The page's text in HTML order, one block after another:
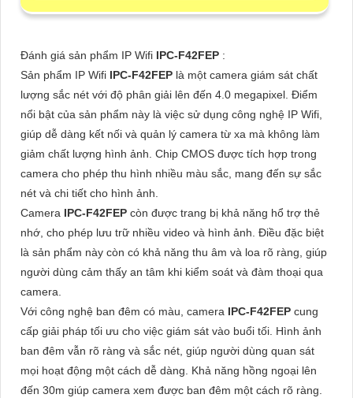
Đánh giá sản phẩm IP Wifi IPC-F42FEP :
Sản phẩm IP Wifi IPC-F42FEP là một camera giám sát chất
lượng sắc nét với độ phân giải lên đến 4.0 megapixel. Điểm
nổi bật của sản phẩm này là việc sử dụng công nghệ IP Wifi,
giúp dễ dàng kết nối và quản lý camera từ xa mà không làm
giảm chất lượng hình ảnh. Chip CMOS được tích hợp trong
camera cho phép thu hình nhiều màu sắc, mang đến sự sắc
nét và chi tiết cho hình ảnh.
Camera IPC-F42FEP còn được trang bị khả năng hổ trợ thẻ
nhớ, cho phép lưu trữ nhiều video và hình ảnh. Điều đặc biệt
là sản phẩm này còn có khả năng thu âm và loa rõ ràng, giúp
người dùng cảm thấy an tâm khi kiểm soát và đàm thoại qua
camera.
Với công nghệ ban đêm có màu, camera IPC-F42FEP cung
cấp giải pháp tối ưu cho việc giám sát vào buổi tối. Hình ảnh
ban đêm vẫn rõ ràng và sắc nét, giúp người dùng quan sát
mọi hoạt động một cách dễ dàng. Khả năng hồng ngoại lên
đến 30m giúp camera xem được ban đêm một cách rõ ràng.